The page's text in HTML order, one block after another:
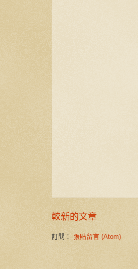
較新的文章
訂閱： 張貼留言 (Atom)